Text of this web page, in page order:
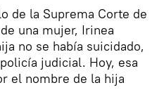
de la Suprema Corte de
una mujer, Irinea
no se había suicidado,
judicial. Hoy, esa
el nombre de la hija